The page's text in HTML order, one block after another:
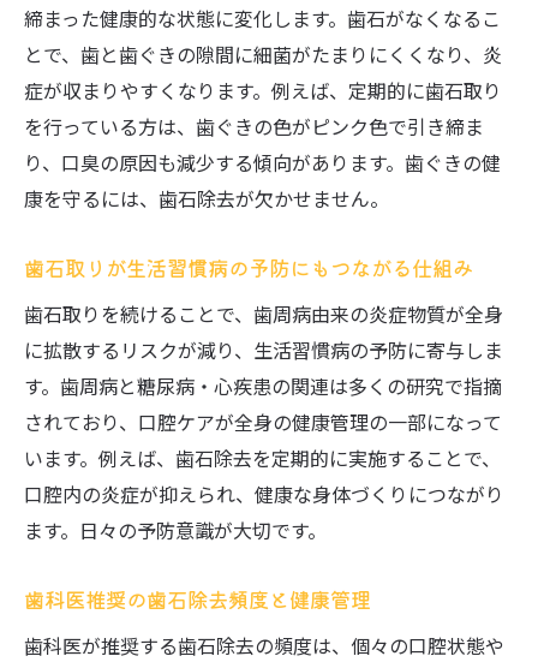
締まった健康的な状態に変化します。歯石がなくなるこ
とで、歯と歯ぐきの隙間に細菌がたまりにくくなり、炎
症が収まりやすくなります。例えば、定期的に歯石取り
を行っている方は、歯ぐきの色がピンク色で引き締ま
り、口臭の原因も減少する傾向があります。歯ぐきの健
康を守るには、歯石除去が欠かせません。
歯石取りが生活習慣病の予防にもつながる仕組み
歯石取りを続けることで、歯周病由来の炎症物質が全身
に拡散するリスクが減り、生活習慣病の予防に寄与しま
す。歯周病と糖尿病・心疾患の関連は多くの研究で指摘
されており、口腔ケアが全身の健康管理の一部になって
います。例えば、歯石除去を定期的に実施することで、
口腔内の炎症が抑えられ、健康な身体づくりにつながり
ます。日々の予防意識が大切です。
歯科医推奨の歯石除去頻度と健康管理
歯科医が推奨する歯石除去の頻度は、個々の口腔状態や